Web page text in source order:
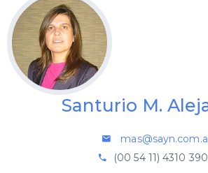
Santurio M.
(00 54 11) 4310